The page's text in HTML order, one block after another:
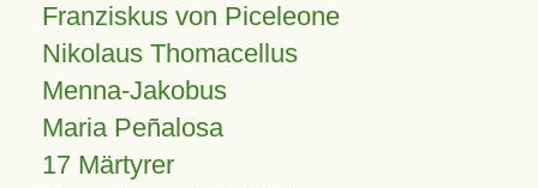
Franziskus von Piceleone
Nikolaus Thomacellus
Menna-Jakobus
Maria Peñalosa
17 Märtyrer